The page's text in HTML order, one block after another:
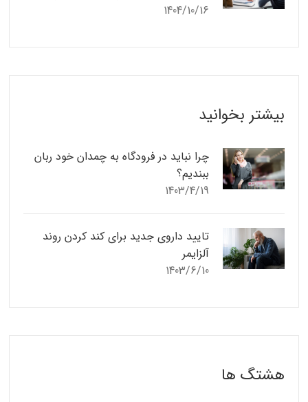
1404/10/16
بیشتر بخوانید
چرا نباید در فرودگاه به چمدان خود ربان
ببندیم؟
1403/4/19
تایید داروی جدید برای کند کردن روند
آلزایمر
1403/6/10
هشتگ ها